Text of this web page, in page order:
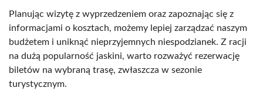
Planując wizytę z wyprzedzeniem oraz zapoznając się z
informacjami o kosztach, możemy lepiej zarządzać naszym
budżetem i uniknąć nieprzyjemnych niespodzianek. Z racji
na dużą popularność jaskini, warto rozważyć rezerwację
biletów na wybraną trasę, zwłaszcza w sezonie
turystycznym.